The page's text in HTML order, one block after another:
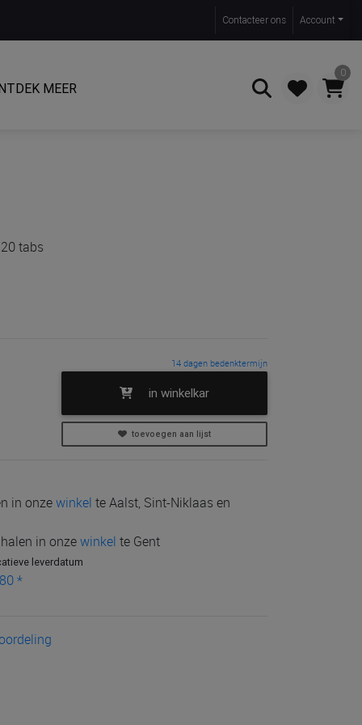
Contacteer ons Account
MEER
0
tabs
14 dagen bedenktermijn
in winkelkar
toevoegen aan lijst
in onzewinkel te Aalst, Sint-Niklaas en
in onzewinkel te Gent
leverdatum
*